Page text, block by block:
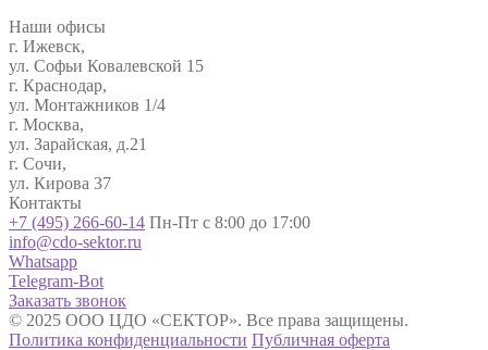
Наши офисы
г. Ижевск,
ул. Софьи Ковалевской 15
г. Краснодар,
ул. Монтажников 1/4
г. Москва,
ул. Зарайская, д.21
г. Сочи,
ул. Кирова 37
Контакты
+7 (495) 266-60-14 Пн-Пт с 8:00 до 17:00
info@cdo-sektor.ru
Whatsapp
Telegram-Bot
Заказать звонок
© 2025 ООО ЦДО «СЕКТОР». Все права защищены.
Политика конфиденциальности Публичная оферта